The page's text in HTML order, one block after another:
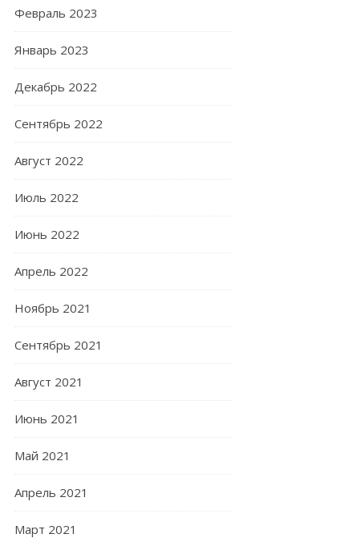
Февраль 2023
Январь 2023
Декабрь 2022
Сентябрь 2022
Август 2022
Июль 2022
Июнь 2022
Апрель 2022
Ноябрь 2021
Сентябрь 2021
Август 2021
Июнь 2021
Май 2021
Апрель 2021
Март 2021